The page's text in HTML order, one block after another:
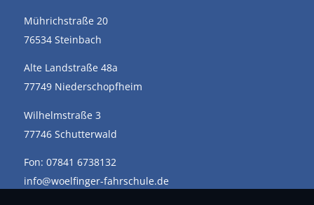
Mührichstraße 20
76534 Steinbach
Alte Landstraße 48a
77749 Niederschopfheim
Wilhelmstraße 3
77746 Schutterwald
Fon: 07841 6738132
info@woelfinger-fahrschule.de